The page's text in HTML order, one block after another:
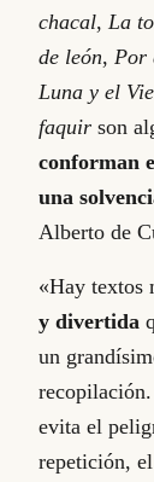
chacal, La
de león, Por
Luna y el
faquir son
conforman
una
Alberto de
«Hay textos
y divertida
un
evita el
repetición,